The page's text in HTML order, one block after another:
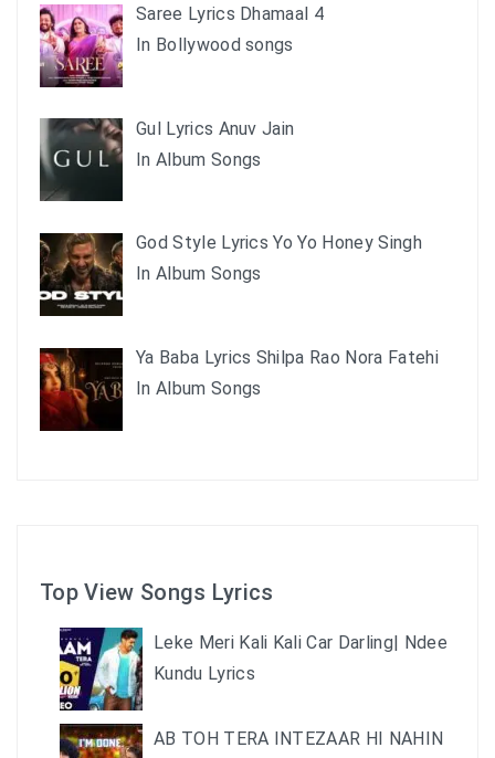
Saree Lyrics Dhamaal 4
In Bollywood songs
Gul Lyrics Anuv Jain
In Album Songs
God Style Lyrics Yo Yo Honey Singh
In Album Songs
Ya Baba Lyrics Shilpa Rao Nora Fatehi
In Album Songs
Top View Songs Lyrics
Leke Meri Kali Kali Car Darling| Ndee
Kundu Lyrics
AB TOH TERA INTEZAAR HI NAHIN